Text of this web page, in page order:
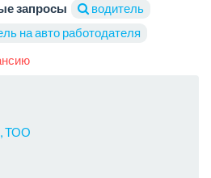
запросы
водитель
на авто работодателя
ТОО